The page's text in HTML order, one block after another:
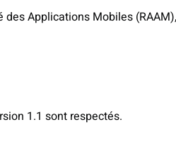
Applications Mobiles
1.1 sont respectés.